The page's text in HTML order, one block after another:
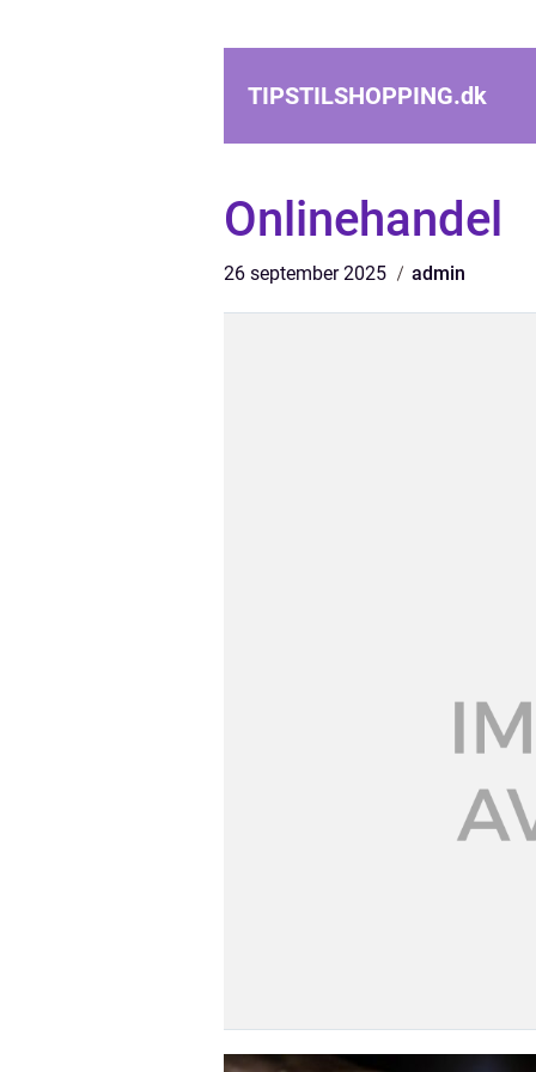
TIPSTILSHOPPING.dk
Onlinehandel
26 september 2025 admin